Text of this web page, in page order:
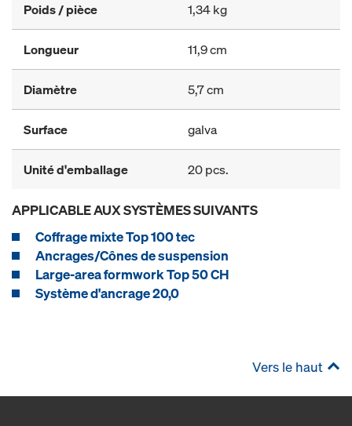
Poids / pièce 1,34 kg
Longueur 11,9 cm
Diamètre 5,7 cm
Surface galva
Unité d'emballage 20 pcs.
APPLICABLE AUX SYSTÈMES SUIVANTS
Coffrage mixte Top 100 tec
Ancrages/Cônes de suspension
Large-area formwork Top 50 CH
Système d'ancrage 20,0
Vers le haut